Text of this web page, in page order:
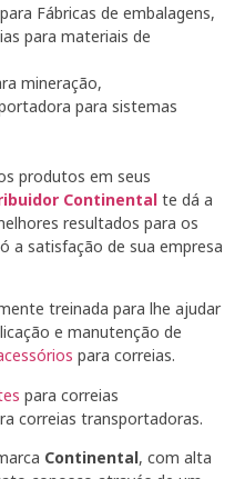
Fábricas de embalagens,
para materiais de
mineração,
para sistemas
produtos em seus
Continental te dá a
resultados para os
a satisfação de sua empresa
treinada para lhe ajudar
e manutenção de
para correias.
para correias
correias transportadoras.
Continental, com alta